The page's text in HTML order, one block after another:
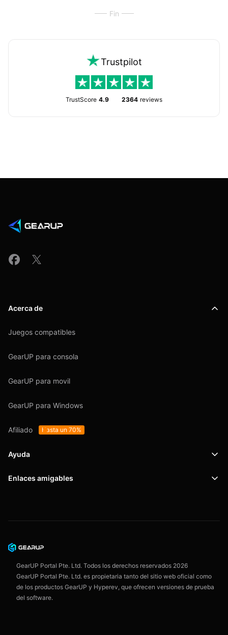
Fin
Trustpilot
TrustScore 4.9 2364 reviews
Acerca de
Juegos compatibles
GearUP para consola
GearUP para movil
GearUP para Windows
Afiliado Hasta un 70%
Ayuda
Soporte
Acuerdo de usuario
Enlaces amigables
GearUP Portal Pte. Ltd. Todos los derechos reservados 2026
GearUP Portal Pte. Ltd. es propietaria tanto del sitio web oficial como
de los productos GearUP y Hyperev, que ofrecen versiones de prueba
del software.